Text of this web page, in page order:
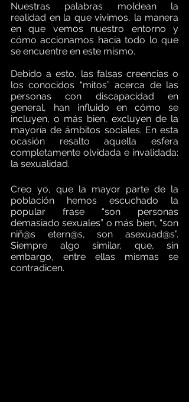
Nuestras palabras moldean la
realidad en la que vivimos, la manera
en que vemos nuestro entorno y
cómo accionamos hacia todo lo que
se encuentre en este mismo.
Debido a esto, las falsas creencias o
los conocidos “mitos” acerca de las
personas con discapacidad en
general, han influido en cómo se
incluyen, o más bien, excluyen de la
mayoría de ámbitos sociales. En esta
ocasión resalto aquella esfera
completamente olvidada e invalidada:
la sexualidad.
Creo yo, que la mayor parte de la
población hemos escuchado la
popular frase “son personas
demasiado sexuales” o más bien, “son
niñ@s etern@s, son asexuad@s”.
Siempre algo similar, que, sin
embargo, entre ellas mismas se
contradicen.